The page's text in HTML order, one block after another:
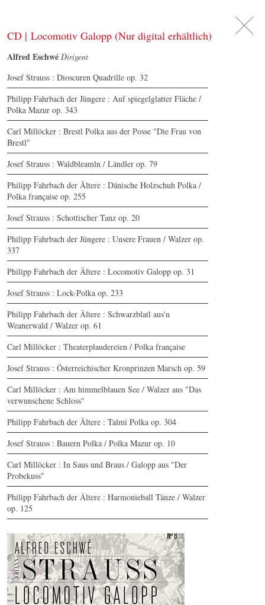
CD | Locomotiv Galopp (Nur digital erhältlich)
Alfred Eschwé Dirigent
Josef Strauss : Dioscuren Quadrille op. 32
Philipp Fahrbach der Jüngere : Auf spiegelglatter Fläche /
Polka Mazur op. 343
Carl Millöcker : Brestl Polka aus der Posse "Die Frau von
Brestl"
Josef Strauss : Waldbleamln / Ländler op. 79
Philipp Fahrbach der Ältere : Dänische Holzschuh Polka /
Polka française op. 255
Josef Strauss : Schottischer Tanz op. 20
Philipp Fahrbach der Jüngere : Unsere Frauen / Walzer op.
337
Philipp Fahrbach der Ältere : Locomotiv Galopp op. 31
Josef Strauss : Lock-Polka op. 233
Philipp Fahrbach der Ältere : Schwarzblatl aus'n
Weanerwald / Walzer op. 61
Carl Millöcker : Theaterplaudereien / Polka française
Josef Strauss : Österreichischer Kronprinzen Marsch op. 59
Carl Millöcker : Am himmelblauen See / Walzer aus "Das
verwunschene Schloss"
Philipp Fahrbach der Ältere : Talmi Polka op. 304
Josef Strauss : Bauern Polka / Polka Mazur op. 10
Carl Millöcker : In Saus und Braus / Galopp aus "Der
Probekuss"
Philipp Fahrbach der Ältere : Harmonieball Tänze / Walzer
op. 125